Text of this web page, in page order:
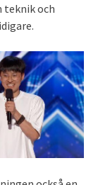
teknik och